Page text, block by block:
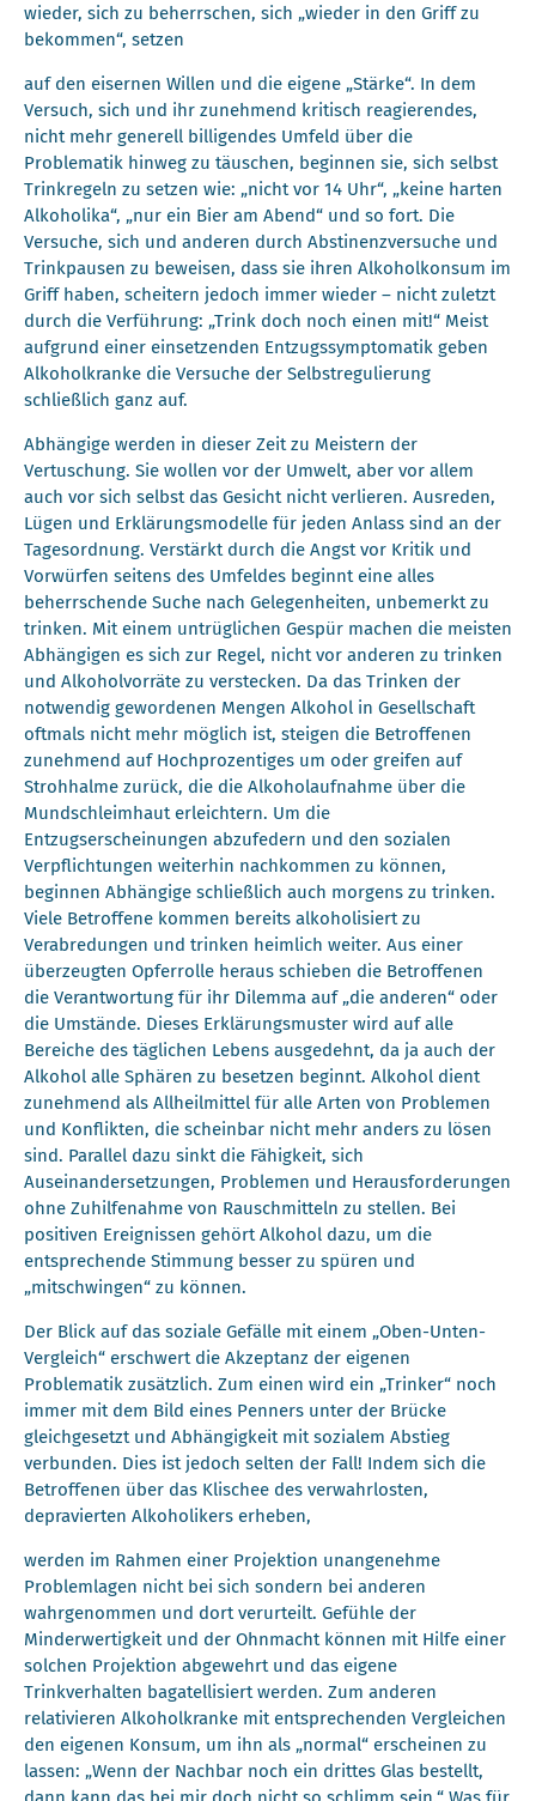
wieder, sich zu beherrschen, sich „wieder in den Griff zu
bekommen“, setzen
auf den eisernen Willen und die eigene „Stärke“. In dem
Versuch, sich und ihr zunehmend kritisch reagierendes,
nicht mehr generell billigendes Umfeld über die
Problematik hinweg zu täuschen, beginnen sie, sich selbst
Trinkregeln zu setzen wie: „nicht vor 14 Uhr“, „keine harten
Alkoholika“, „nur ein Bier am Abend“ und so fort. Die
Versuche, sich und anderen durch Abstinenzversuche und
Trinkpausen zu beweisen, dass sie ihren Alkoholkonsum im
Griff haben, scheitern jedoch immer wieder – nicht zuletzt
durch die Verführung: „Trink doch noch einen mit!“ Meist
aufgrund einer einsetzenden Entzugssymptomatik geben
Alkoholkranke die Versuche der Selbstregulierung
schließlich ganz auf.
Abhängige werden in dieser Zeit zu Meistern der
Vertuschung. Sie wollen vor der Umwelt, aber vor allem
auch vor sich selbst das Gesicht nicht verlieren. Ausreden,
Lügen und Erklärungsmodelle für jeden Anlass sind an der
Tagesordnung. Verstärkt durch die Angst vor Kritik und
Vorwürfen seitens des Umfeldes beginnt eine alles
beherrschende Suche nach Gelegenheiten, unbemerkt zu
trinken. Mit einem untrüglichen Gespür machen die meisten
Abhängigen es sich zur Regel, nicht vor anderen zu trinken
und Alkoholvorräte zu verstecken. Da das Trinken der
notwendig gewordenen Mengen Alkohol in Gesellschaft
oftmals nicht mehr möglich ist, steigen die Betroffenen
zunehmend auf Hochprozentiges um oder greifen auf
Strohhalme zurück, die die Alkoholaufnahme über die
Mundschleimhaut erleichtern. Um die
Entzugserscheinungen abzufedern und den sozialen
Verpflichtungen weiterhin nachkommen zu können,
beginnen Abhängige schließlich auch morgens zu trinken.
Viele Betroffene kommen bereits alkoholisiert zu
Verabredungen und trinken heimlich weiter. Aus einer
überzeugten Opferrolle heraus schieben die Betroffenen
die Verantwortung für ihr Dilemma auf „die anderen“ oder
die Umstände. Dieses Erklärungsmuster wird auf alle
Bereiche des täglichen Lebens ausgedehnt, da ja auch der
Alkohol alle Sphären zu besetzen beginnt. Alkohol dient
zunehmend als Allheilmittel für alle Arten von Problemen
und Konflikten, die scheinbar nicht mehr anders zu lösen
sind. Parallel dazu sinkt die Fähigkeit, sich
Auseinandersetzungen, Problemen und Herausforderungen
ohne Zuhilfenahme von Rauschmitteln zu stellen. Bei
positiven Ereignissen gehört Alkohol dazu, um die
entsprechende Stimmung besser zu spüren und
„mitschwingen“ zu können.
Der Blick auf das soziale Gefälle mit einem „Oben-Unten-
Vergleich“ erschwert die Akzeptanz der eigenen
Problematik zusätzlich. Zum einen wird ein „Trinker“ noch
immer mit dem Bild eines Penners unter der Brücke
gleichgesetzt und Abhängigkeit mit sozialem Abstieg
verbunden. Dies ist jedoch selten der Fall! Indem sich die
Betroffenen über das Klischee des verwahrlosten,
depravierten Alkoholikers erheben,
werden im Rahmen einer Projektion unangenehme
Problemlagen nicht bei sich sondern bei anderen
wahrgenommen und dort verurteilt. Gefühle der
Minderwertigkeit und der Ohnmacht können mit Hilfe einer
solchen Projektion abgewehrt und das eigene
Trinkverhalten bagatellisiert werden. Zum anderen
relativieren Alkoholkranke mit entsprechenden Vergleichen
den eigenen Konsum, um ihn als „normal“ erscheinen zu
lassen: „Wenn der Nachbar noch ein drittes Glas bestellt,